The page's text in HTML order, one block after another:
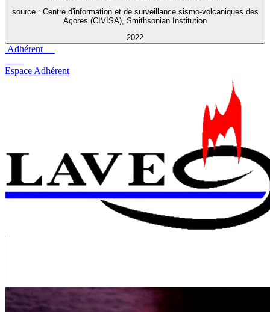
source : Centre d'information et de surveillance sismo-volcaniques des
Açores (CIVISA), Smithsonian Institution
2022
Adhérent
Espace Adhérent